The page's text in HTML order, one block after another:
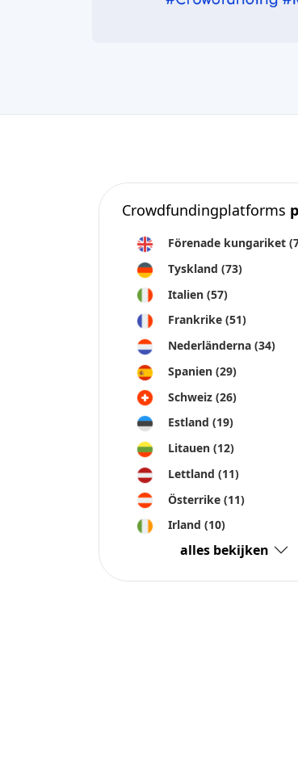
Crowdfundingplatforms
Förenade kungariket
Tyskland (73)
Italien (57)
Frankrike (51)
Nederländerna (34)
Spanien (29)
Schweiz (26)
Estland (19)
Litauen (12)
Lettland (11)
Österrike (11)
Irland (10)
alles bekijken